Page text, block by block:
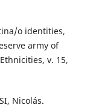
o identities,
army of
v. 15,
Nicolás.